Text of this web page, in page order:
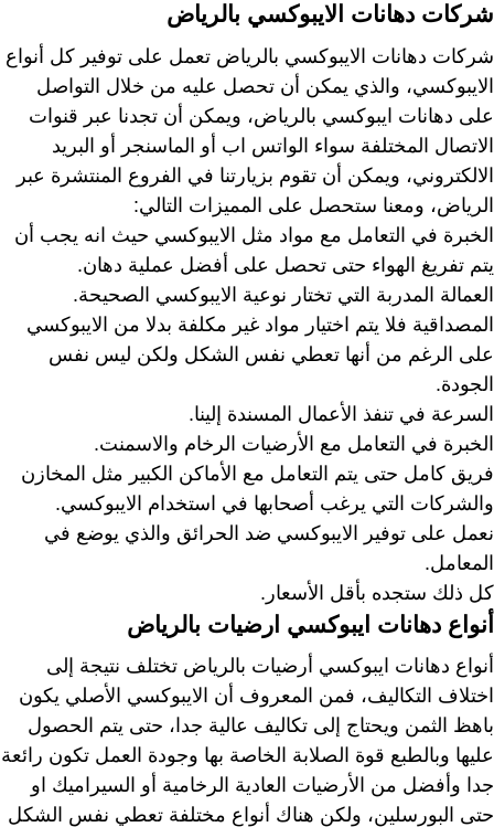
شركات دهانات الايبوكسي بالرياض
شركات دهانات الايبوكسي بالرياض تعمل على توفير كل أنواع
الايبوكسي، والذي يمكن أن تحصل عليه من خلال التواصل
على دهانات ايبوكسي بالرياض، ويمكن أن تجدنا عبر قنوات
الاتصال المختلفة سواء الواتس اب أو الماسنجر أو البريد
الالكتروني، ويمكن أن تقوم بزيارتنا في الفروع المنتشرة عبر
الرياض، ومعنا ستحصل على المميزات التالي:
الخبرة في التعامل مع مواد مثل الايبوكسي حيث انه يجب أن
يتم تفريغ الهواء حتى تحصل على أفضل عملية دهان.
العمالة المدربة التي تختار نوعية الايبوكسي الصحيحة.
المصداقية فلا يتم اختيار مواد غير مكلفة بدلا من الايبوكسي
على الرغم من أنها تعطي نفس الشكل ولكن ليس نفس
الجودة.
السرعة في تنفذ الأعمال المسندة إلينا.
الخبرة في التعامل مع الأرضيات الرخام والاسمنت.
فريق كامل حتى يتم التعامل مع الأماكن الكبير مثل المخازن
والشركات التي يرغب أصحابها في استخدام الايبوكسي.
نعمل على توفير الايبوكسي ضد الحرائق والذي يوضع في
المعامل.
كل ذلك ستجده بأقل الأسعار.
أنواع دهانات ايبوكسي ارضيات بالرياض
أنواع دهانات ايبوكسي أرضيات بالرياض تختلف نتيجة إلى
اختلاف التكاليف، فمن المعروف أن الايبوكسي الأصلي يكون
باهظ الثمن ويحتاج إلى تكاليف عالية جدا، حتى يتم الحصول
عليها وبالطبع قوة الصلابة الخاصة بها وجودة العمل تكون رائعة
جدا وأفضل من الأرضيات العادية الرخامية أو السيراميك او
حتى البورسلين، ولكن هناك أنواع مختلفة تعطي نفس الشكل